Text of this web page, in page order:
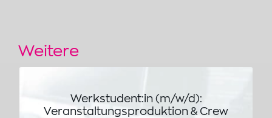
Weitere
Werkstudent:in (m/w/d):
Veranstaltungsproduktion & Crew